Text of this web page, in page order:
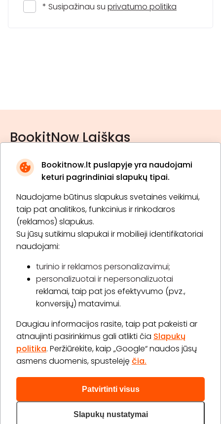
Bookitnow.lt puslapyje yra naudojami
keturi pagrindiniai slapukų tipai.
Naudojame būtinus slapukus svetainės veikimui,
taip pat analitikos, funkcinius ir rinkodaros
(reklamos) slapukus.
Su jūsų sutikimu slapukai ir mobilieji identifikatoriai
naudojami:
turinio ir reklamos personalizavimui;
personalizuotai ir nepersonalizuotai
reklamai, taip pat jos efektyvumo (pvz.,
konversijų) matavimui.
Daugiau informacijos rasite, taip pat pakeisti ar
atnaujinti pasirinkimus gali atlikti čia Slapukų
politika. Peržiūrėkite, kaip „Google“ naudos jūsų
asmens duomenis, spustelėję čia.
Patvirtinti visus
Slapukų nustatymai
* Susipažinau su privatumo politika
BookitNow Laiškas
* Susipažinau su privatumo politika
Prenumeruoti
Apie „BookitNow“
Informacija
„GERA DOVANA“ GRUPĖ
2026 © Visos teisės saugomos info@bookitnow.lt, +370
645 03 111